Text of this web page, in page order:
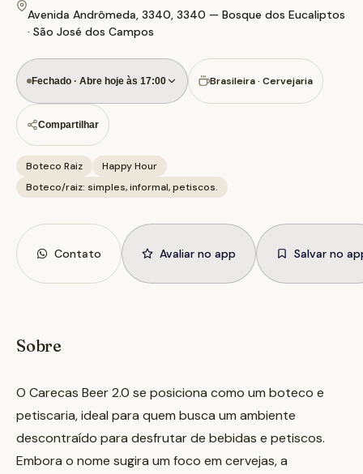
Avenida Andrômeda, 3340, 3340 — Bosque dos Eucaliptos
· São José dos Campos
Fechado · Abre hoje às 17:00 Brasileira · Cervejaria
Compartilhar
Boteco Raiz
Happy Hour
Boteco/raiz: simples, informal, petiscos.
Contato Avaliar no app Salvar no
Sobre
O Carecas Beer 2.0 se posiciona como um boteco e
petiscaria, ideal para quem busca um ambiente
descontraído para desfrutar de bebidas e petiscos.
Embora o nome sugira um foco em cervejas, a